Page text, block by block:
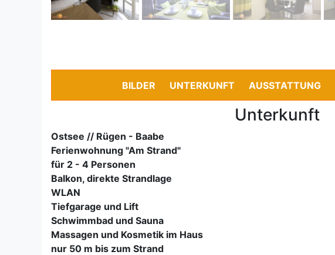
BILDER UNTERKUNFT AUSSTATTUNG
Unterkunft
Ostsee // Rügen - Baabe
Ferienwohnung "Am Strand"
für 2 - 4 Personen
Balkon, direkte Strandlage
WLAN
Tiefgarage und Lift
Schwimmbad und Sauna
Massagen und Kosmetik im Haus
nur 50 m bis zum Strand